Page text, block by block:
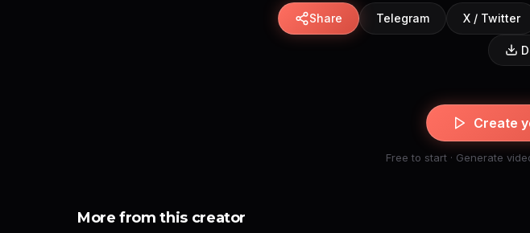
Share Telegram X / Twitter
Create
Free to start · Generate
More from this creator